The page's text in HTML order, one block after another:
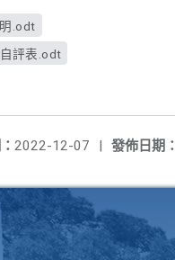
.odt
評表.odt
發佈日期：
2022-12-07 |